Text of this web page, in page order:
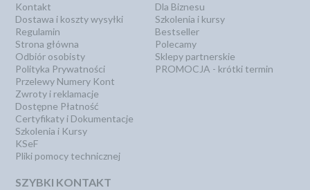
Kontakt
Dostawa i koszty wysyłki
Regulamin
Strona główna
Odbiór osobisty
Polityka Prywatności
Przelewy Numery Kont
Zwroty i reklamacje
Dostępne Płatność
Certyfikaty i Dokumentacje
Szkolenia i Kursy
KSeF
Pliki pomocy technicznej
Dla Biznesu
Szkolenia i kursy
Bestseller
Polecamy
Sklepy partnerskie
PROMOCJA - krótki termin
SZYBKI KONTAKT